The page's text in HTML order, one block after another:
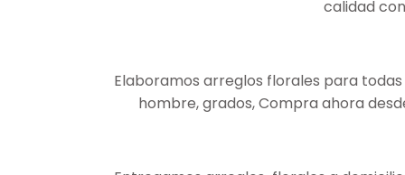
calidad
Elaboramos arreglos florales para
hombre, grados, Compra ahora